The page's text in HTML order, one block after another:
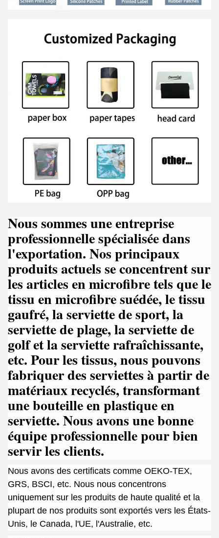
Nous sommes une entreprise
professionnelle spécialisée dans
l'exportation. Nos principaux
produits actuels se concentrent sur
les articles en microfibre tels que le
tissu en microfibre suédée, le tissu
gaufré, la serviette de sport, la
serviette de plage, la serviette de
golf et la serviette rafraîchissante,
etc. Pour les tissus, nous pouvons
fabriquer des serviettes à partir de
matériaux recyclés, transformant
une bouteille en plastique en
serviette. Nous avons une bonne
équipe professionnelle pour bien
servir les clients.
Nous avons des certificats comme OEKO-TEX,
GRS, BSCI, etc. Nous nous concentrons
uniquement sur les produits de haute qualité et la
plupart de nos produits sont exportés vers les États-
Unis, le Canada, l'UE, l'Australie, etc.